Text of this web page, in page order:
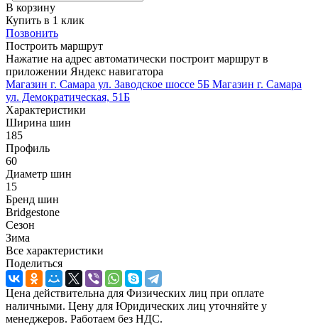
В корзину
Купить в 1 клик
Позвонить
Построить маршрут
Нажатие на адрес автоматически построит маршрут в
приложении Яндекс навигатора
Магазин г. Самара ул. Заводское шоссе 5Б Магазин г. Самара
ул. Демократическая, 51Б
Характеристики
Ширина шин
185
Профиль
60
Диаметр шин
15
Бренд шин
Bridgestone
Сезон
Зима
Все характеристики
Поделиться
Цена действительна для Физических лиц при оплате
наличными. Цену для Юридических лиц уточняйте у
менеджеров. Работаем без НДС.